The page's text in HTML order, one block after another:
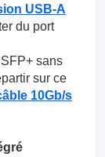
USB-A
du port
sans
sur ce
10Gb/s